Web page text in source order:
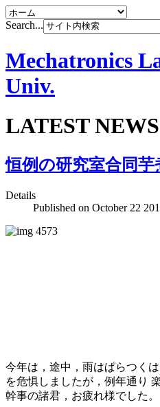
Search...
Mechatronics
Univ.
LATEST NEWS
恒例の研究室合同芋
Details
Published on October 22
今年は，途中，雨はぱらつく
を危惧しましたが，例年通り
幹事の諸君，お疲れ様でした。